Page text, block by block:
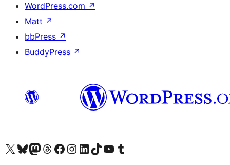
WordPress.com ↗
Matt ↗
bbPress ↗
BuddyPress ↗
X (旧 Twitter) アカウントへBluesky アカウントへMastodon アカウントへThreads アカウントへ Facebook ページへInstagram アカウントへ LinkedIn アカウントへTikTok アカウントへYouTube チャンネルへ Tumblr アカウントへ